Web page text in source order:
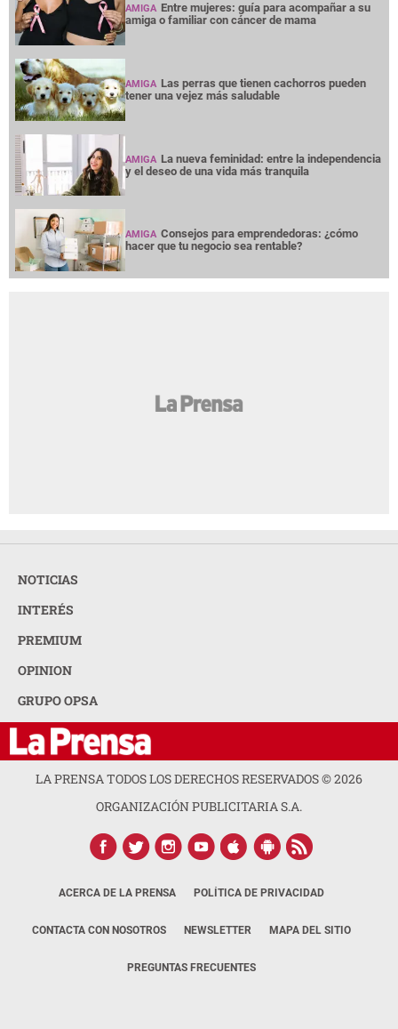
AMIGA Entre mujeres: guía para acompañar a su
amiga o familiar con cáncer de mama
AMIGA Las perras que tienen cachorros pueden
tener una vejez más saludable
AMIGA La nueva feminidad: entre la independencia
y el deseo de una vida más tranquila
AMIGA Consejos para emprendedoras: ¿cómo
hacer que tu negocio sea rentable?
NOTICIAS
INTERÉS
PREMIUM
OPINION
GRUPO OPSA
LA PRENSA TODOS LOS DERECHOS RESERVADOS ©2026
ORGANIZACIÓN PUBLICITARIA S.A.
ACERCA DE LA PRENSA POLÍTICA DE PRIVACIDAD
CONTACTA CON NOSOTROS NEWSLETTER MAPA DEL SITIO
PREGUNTAS FRECUENTES